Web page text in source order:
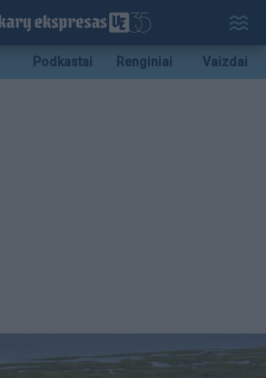
Podkastai Renginiai Vaizdai